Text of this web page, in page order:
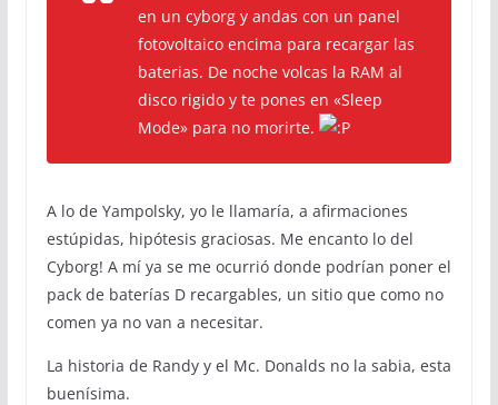
en un cyborg y andas con un panel
fotovoltaico encima para recargar las
baterias. De noche volcas la RAM al
disco rigido y te pones en «Sleep
Mode» para no morirte.
A lo de Yampolsky, yo le llamaría, a afirmaciones
estúpidas, hipótesis graciosas. Me encanto lo del
Cyborg! A mí ya se me ocurrió donde podrían poner el
pack de baterías D recargables, un sitio que como no
comen ya no van a necesitar.
La historia de Randy y el Mc. Donalds no la sabia, esta
buenísima.